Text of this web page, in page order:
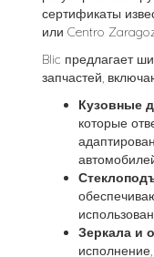
сертификаты
или Centro
Blic предлагает
запчастей,
Кузовные
которые
Зеркала и